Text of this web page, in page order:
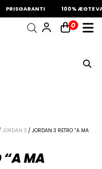
PRISGARANTI 100% ÆGTE
0
JORDAN 3 / JORDAN 3 RETRO “A MA
“A MA